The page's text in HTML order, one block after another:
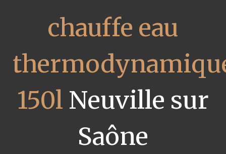
chauffe eau
150l Neuville sur
Saône